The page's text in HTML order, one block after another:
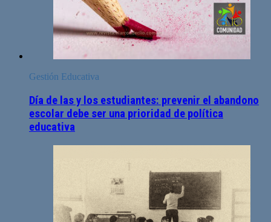
Gestión Educativa
Día de las y los estudiantes: prevenir el abandono
escolar debe ser una prioridad de política
educativa